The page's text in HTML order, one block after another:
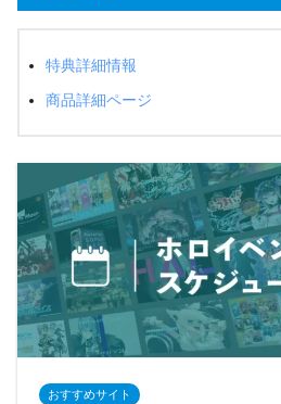
特典詳細情報
商品詳細ページ
おすすめサイト